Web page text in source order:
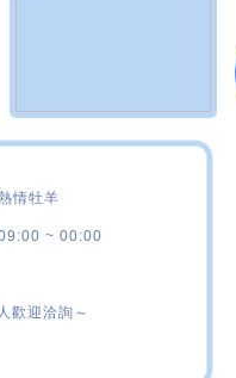
情牡羊
~ 00:00
歡迎洽詢～